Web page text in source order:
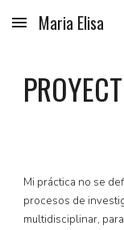
Skip to main content
Maria Elisa
Mi práctica no se
procesos de
multidisciplinar,